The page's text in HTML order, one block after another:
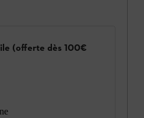
(offerte dès 100€